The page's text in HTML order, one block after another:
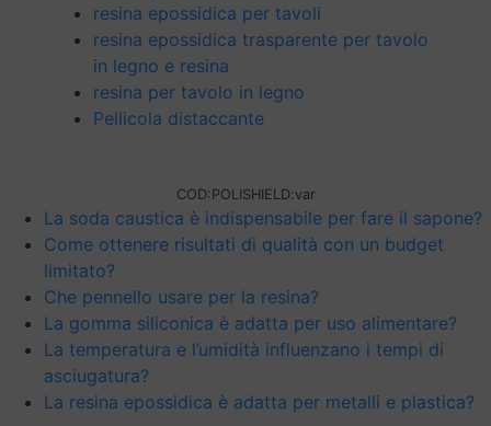
resina epossidica per tavoli
resina epossidica trasparente per tavolo
in legno e resina
resina per tavolo in legno
Pellicola distaccante
COD:POLISHIELD:var
La soda caustica è indispensabile per fare il sapone?
Come ottenere risultati di qualità con un budget
limitato?
Che pennello usare per la resina?
La gomma siliconica è adatta per uso alimentare?
La temperatura e l’umidità influenzano i tempi di
asciugatura?
La resina epossidica è adatta per metalli e plastica?